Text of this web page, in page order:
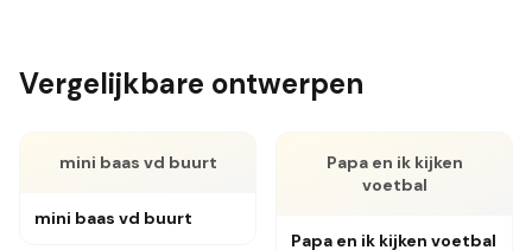
Vergelijkbare ontwerpen
mini baas vd buurt
mini baas vd buurt
Papa en ik kijken
voetbal
Papa en ik kijken voetbal